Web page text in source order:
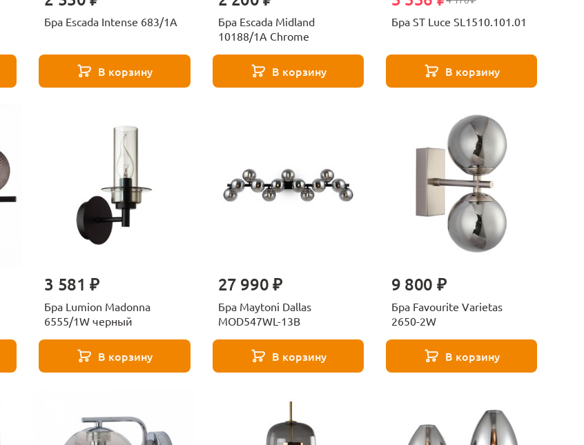
Бра Escada Intense 683/1A
В корзину
Бра Escada Midland
10188/1A Chrome
В корзину
Бра ST Luce SL1510.101.01
В корзину
3 581 ₽
Бра Lumion Madonna
6555/1W черный
В корзину
27 990 ₽
Бра Maytoni Dallas
MOD547WL-13B
В корзину
9 800 ₽
Бра Favourite Varietas
2650-2W
В корзину